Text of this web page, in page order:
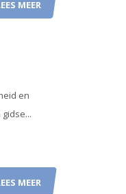
MEER
en
MEER